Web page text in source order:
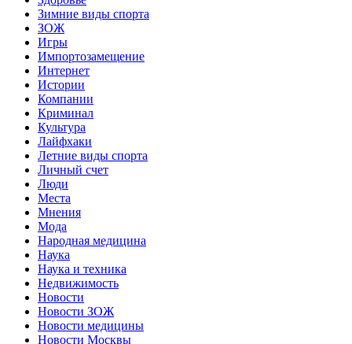
Зимние виды спорта
ЗОЖ
Игры
Импортозамещение
Интернет
Истории
Компании
Криминал
Культура
Лайфхаки
Летние виды спорта
Личный счет
Люди
Места
Мнения
Мода
Народная медицина
Наука
Наука и техника
Недвижимость
Новости
Новости ЗОЖ
Новости медицины
Новости Москвы